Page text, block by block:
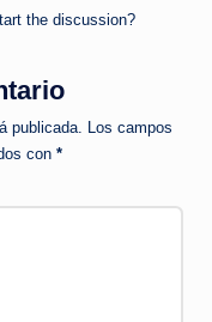
the discussion?
publicada. Los campos
con *